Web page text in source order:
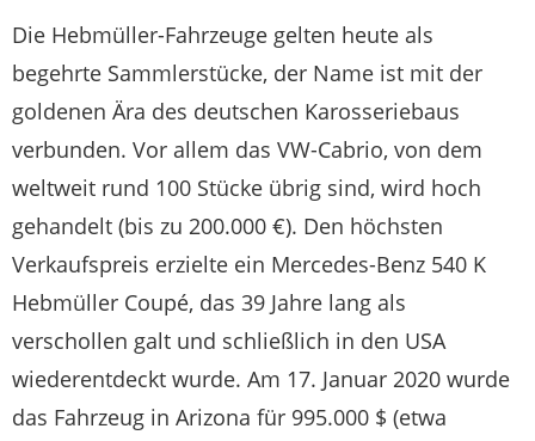
Die Hebmüller-Fahrzeuge gelten heute als
begehrte Sammlerstücke, der Name ist mit der
goldenen Ära des deutschen Karosseriebaus
verbunden. Vor allem das VW-Cabrio, von dem
weltweit rund 100 Stücke übrig sind, wird hoch
gehandelt (bis zu 200.000 €). Den höchsten
Verkaufspreis erzielte ein Mercedes-Benz 540 K
Hebmüller Coupé, das 39 Jahre lang als
verschollen galt und schließlich in den USA
wiederentdeckt wurde. Am 17. Januar 2020 wurde
das Fahrzeug in Arizona für 995.000 $ (etwa